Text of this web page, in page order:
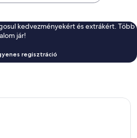
kedvezményekért és extrákért. Több
jár!
regisztráció